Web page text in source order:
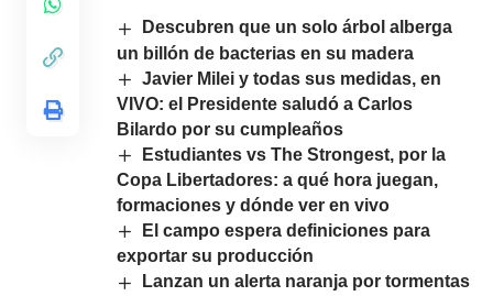
Descubren que un solo árbol alberga
un billón de bacterias en su madera
Javier Milei y todas sus medidas, en
VIVO: el Presidente saludó a Carlos
Bilardo por su cumpleaños
Estudiantes vs The Strongest, por la
Copa Libertadores: a qué hora juegan,
formaciones y dónde ver en vivo
El campo espera definiciones para
exportar su producción
Lanzan un alerta naranja por tormentas